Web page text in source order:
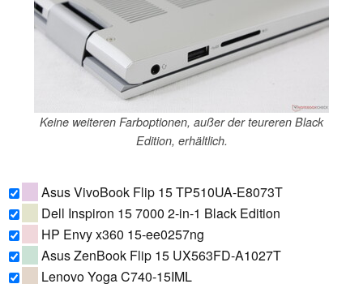
Keine weiteren Farboptionen, außer der teureren Black
Edition, erhältlich.
Asus VivoBook Flip 15 TP510UA-E8073T
Dell Inspiron 15 7000 2-in-1 Black Edition
HP Envy x360 15-ee0257ng
Asus ZenBook Flip 15 UX563FD-A1027T
Lenovo Yoga C740-15IML